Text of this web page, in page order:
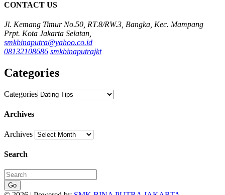
CONTACT US
Jl. Kemang Timur No.50, RT.8/RW.3, Bangka, Kec. Mampang
Prpt. Kota Jakarta Selatan,
smkbinaputra@yahoo.co.id
08132108686 smkbinaputrajkt
Categories
Categories
Archives
Archives
Search
Go